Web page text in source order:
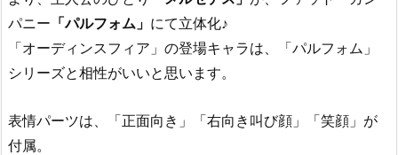
パニー 「パルフォム」 にて立体化♪
「オーディンスフィア」の登場キャラは、「パルフォム」
シリーズと相性がいいと思います。
表情パーツは、「正面向き」「右向き叫び顔」「笑顔」が
付属。